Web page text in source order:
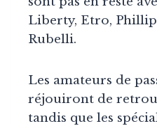
Liberty, Etro,
Rubelli.
Les amateurs de
réjouiront de
tandis que les